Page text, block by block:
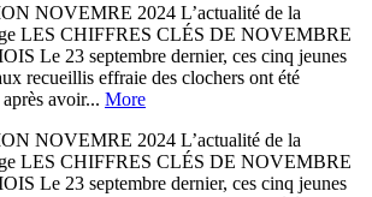
NOVEMRE 2024 L’actualité de la
LES CHIFFRES CLÉS DE NOVEMBRE
Le 23 septembre dernier, ces cinq jeunes
recueillis effraie des clochers ont été
avoir... More
NOVEMRE 2024 L’actualité de la
LES CHIFFRES CLÉS DE NOVEMBRE
Le 23 septembre dernier, ces cinq jeunes